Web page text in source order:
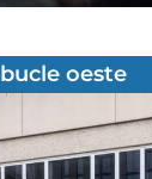
bucle oeste